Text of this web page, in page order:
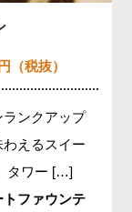
円（税抜）
ンクアップ
えるスイー
タワー […]
ファウンテ